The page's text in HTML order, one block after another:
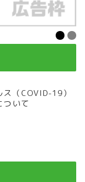
（COVID-19）
ついて